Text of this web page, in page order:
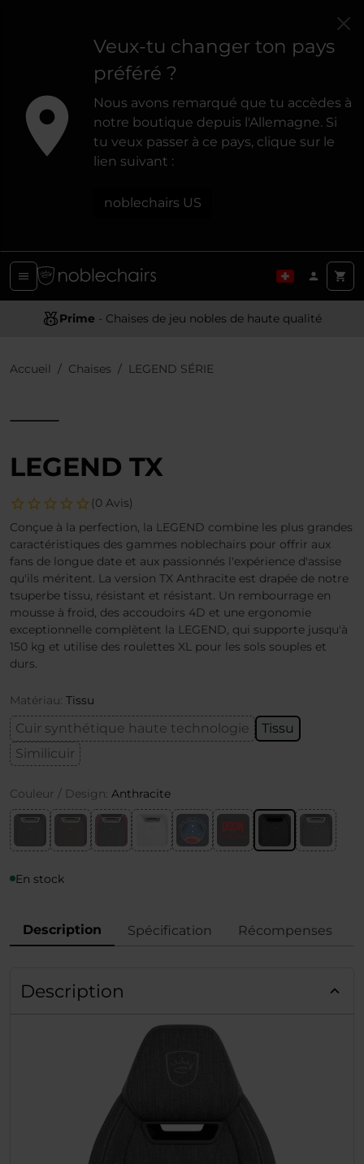
Veux-tu changer ton pays
préféré ?
Nous avons remarqué que tu accèdes à
notre boutique depuis l'Allemagne. Si
tu veux passer à ce pays, clique sur le
lien suivant :
noblechairs US
Prime - Chaises de jeu nobles de haute qualité
Conception Ergonomique- Offrir un soutien et un confort optimaux
Accueil Chaises LEGEND SÉRIE
LEGEND TX
(0 Avis)
Conçue à la perfection, la LEGEND combine les plus grandes
caractéristiques des gammes noblechairs pour offrir aux
fans de longue date et aux passionnés l'expérience d'assise
qu'ils méritent. La version TX Anthracite est drapée de notre
tsuperbe tissu, résistant et résistant. Un rembourrage en
mousse à froid, des accoudoirs 4D et une ergonomie
exceptionnelle complètent la LEGEND, qui supporte jusqu'à
150 kg et utilise des roulettes XL pour les sols souples et
durs.
Matériau: Tissu
Cuir synthétique haute technologie
Tissu
Similicuir
Couleur / Design: Anthracite
En stock
Description Spécification Récompenses
Description